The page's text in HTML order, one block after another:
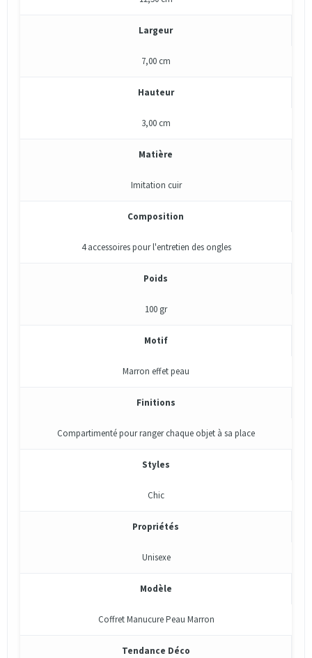
Largeur
7,00 cm
Hauteur
3,00 cm
Matière
Imitation cuir
Composition
4 accessoires pour l'entretien des ongles
Poids
100 gr
Motif
Marron effet peau
Finitions
Compartimenté pour ranger chaque objet à sa place
Styles
Chic
Propriétés
Unisexe
Modèle
Coffret Manucure Peau Marron
Tendance Déco